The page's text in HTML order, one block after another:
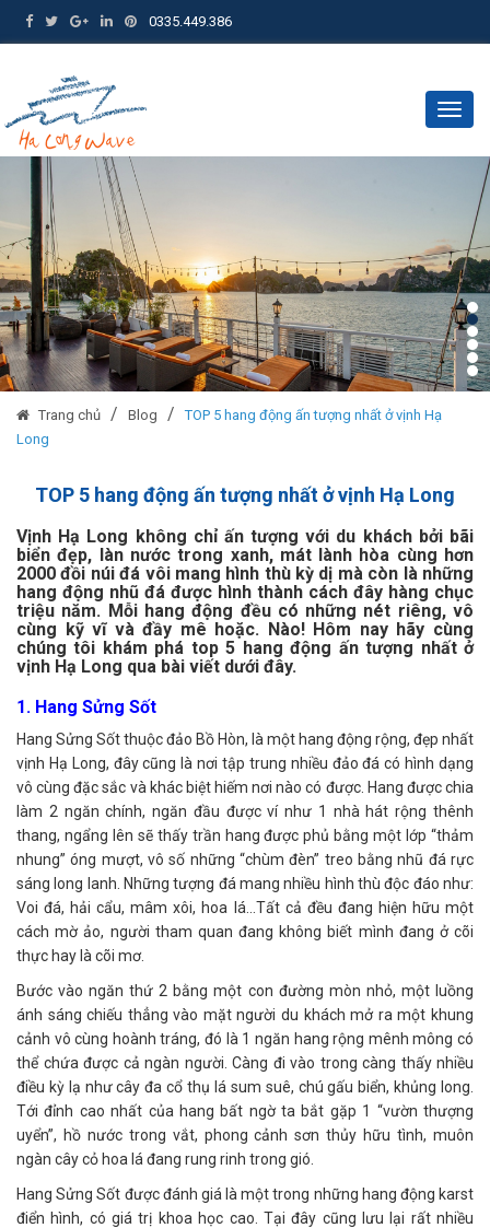
0335.449.386
Trang chủ / Blog /
TOP 5 hang động ấn tượng nhất ở vịnh Hạ
Long
TOP 5 hang động ấn tượng nhất ở vịnh Hạ Long
Vịnh Hạ Long không chỉ ấn tượng với du khách bởi bãi
biển đẹp, làn nước trong xanh, mát lành hòa cùng hơn
2000 đồi núi đá vôi mang hình thù kỳ dị mà còn là những
hang động nhũ đá được hình thành cách đây hàng chục
triệu năm. Mỗi hang động đều có những nét riêng, vô
cùng kỹ vĩ và đầy mê hoặc. Nào! Hôm nay hãy cùng
chúng tôi khám phá top 5 hang động ấn tượng nhất ở
vịnh Hạ Long qua bài viết dưới đây.
1. Hang Sửng Sốt
Hang Sửng Sốt thuộc đảo Bồ Hòn, là một hang động rộng, đẹp nhất
vịnh Hạ Long, đây cũng là nơi tập trung nhiều đảo đá có hình dạng
vô cùng đặc sắc và khác biệt hiếm nơi nào có được. Hang được chia
làm 2 ngăn chính, ngăn đầu được ví như 1 nhà hát rộng thênh
thang, ngẩng lên sẽ thấy trần hang được phủ bằng một lớp “thảm
nhung” óng mượt, vô số những “chùm đèn” treo bằng nhũ đá rực
sáng long lanh. Những tượng đá mang nhiều hình thù độc đáo như:
Voi đá, hải cẩu, mâm xôi, hoa lá…Tất cả đều đang hiện hữu một
cách mờ ảo, người tham quan đang không biết mình đang ở cõi
thực hay là cõi mơ.
Bước vào ngăn thứ 2 bằng một con đường mòn nhỏ, một luồng
ánh sáng chiếu thẳng vào mặt người du khách mở ra một khung
cảnh vô cùng hoành tráng, đó là 1 ngăn hang rộng mênh mông có
thể chứa được cả ngàn người. Càng đi vào trong càng thấy nhiều
điều kỳ lạ như cây đa cổ thụ lá sum suê, chú gấu biển, khủng long.
Tới đỉnh cao nhất của hang bất ngờ ta bắt gặp 1 “vườn thượng
uyển”, hồ nước trong vắt, phong cảnh sơn thủy hữu tình, muôn
ngàn cây cỏ hoa lá đang rung rinh trong gió.
Hang Sửng Sốt được đánh giá là một trong những hang động karst
điển hình, có giá trị khoa học cao. Tại đây cũng lưu lại rất nhiều